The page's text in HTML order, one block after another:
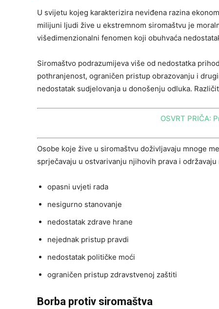
U svijetu kojeg karakterizira neviđena razina
milijuni ljudi žive u ekstremnom siromaštvu je
višedimenzionalni fenomen koji obuhvaća
Siromaštvo podrazumijeva više od nedostatka
pothranjenost, ograničen pristup obrazovanju i
nedostatak sudjelovanja u donošenju odluka.
OSVRT PRIČA:
Osobe koje žive u siromaštvu doživljavaju mnoge
sprječavaju u ostvarivanju njihovih prava i
opasni uvjeti rada
nesigurno stanovanje
nedostatak zdrave hrane
nejednak pristup pravdi
nedostatak političke moći
ograničen pristup zdravstvenoj zaštiti
Borba protiv siromaštva